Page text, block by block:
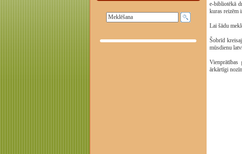
e-bibliotēkā
kuras reizēm
Lai šādu
Šobrīd
mūsdienu
Vienprātības
ārkārtīgi